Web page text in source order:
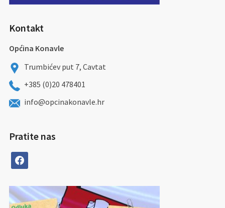
Kontakt
Općina Konavle
Trumbićev put 7, Cavtat
+385 (0)20 478401
info@opcinakonavle.hr
Pratite nas
facebook